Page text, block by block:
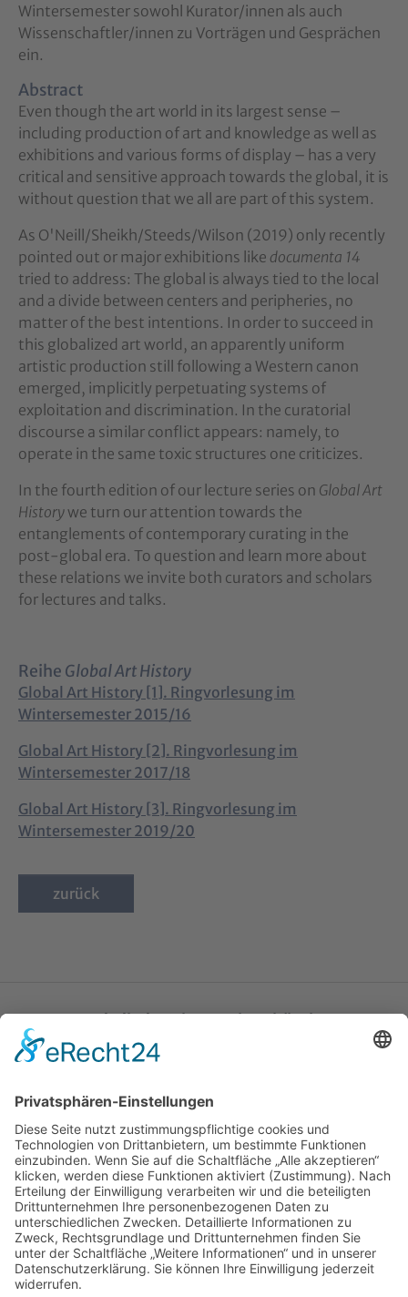
Wintersemester sowohl Kurator/innen als auch
Wissenschaftler/innen zu Vorträgen und Gesprächen
ein.
Abstract
Even though the art world in its largest sense –
including production of art and knowledge as well as
exhibitions and various forms of display – has a very
critical and sensitive approach towards the global, it is
without question that we all are part of this system.
As O'Neill/Sheikh/Steeds/Wilson (2019) only recently
pointed out or major exhibitions like documenta 14
tried to address: The global is always tied to the local
and a divide between centers and peripheries, no
matter of the best intentions. In order to succeed in
this globalized art world, an apparently uniform
artistic production still following a Western canon
emerged, implicitly perpetuating systems of
exploitation and discrimination. In the curatorial
discourse a similar conflict appears: namely, to
operate in the same toxic structures one criticizes.
In the fourth edition of our lecture series on Global Art
Historywe turn our attention towards the
entanglements of contemporary curating in the
post-global era. To question and learn more about
these relations we invite both curators and scholars
for lectures and talks.
Reihe Global Art History
Global Art History [1]. Ringvorlesung im
Wintersemester 2015/16
Global Art History [2]. Ringvorlesung im
Wintersemester 2017/18
Global Art History [3]. Ringvorlesung im
Wintersemester 2019/20
zurück
Katholische Privat-Universität Linz
Bethlehemstraße 20
T:+43 732 / 784293
E:office[at]ku-linz.at